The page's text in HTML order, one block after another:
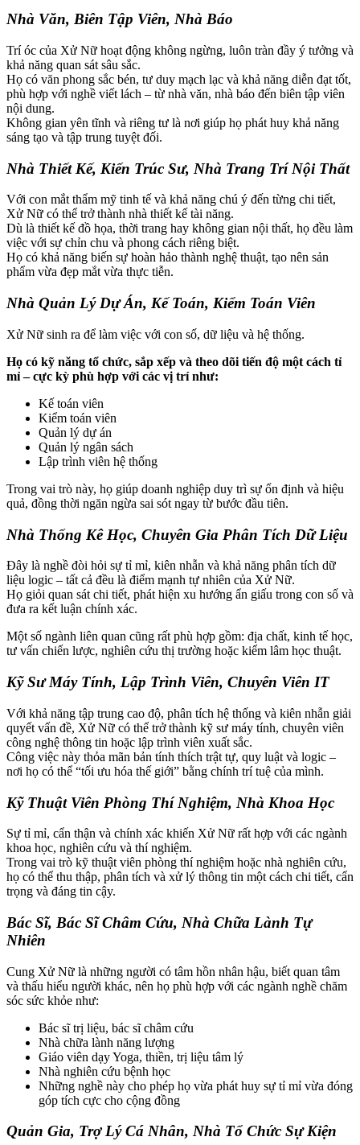
Nhà Văn, Biên Tập Viên, Nhà Báo
Trí óc của Xử Nữ hoạt động không ngừng, luôn tràn đầy ý tưởng và
khả năng quan sát sâu sắc.
Họ có văn phong sắc bén, tư duy mạch lạc và khả năng diễn đạt tốt,
phù hợp với nghề viết lách – từ nhà văn, nhà báo đến biên tập viên
nội dung.
Không gian yên tĩnh và riêng tư là nơi giúp họ phát huy khả năng
sáng tạo và tập trung tuyệt đối.
Nhà Thiết Kế, Kiến Trúc Sư, Nhà Trang Trí Nội Thất
Với con mắt thẩm mỹ tinh tế và khả năng chú ý đến từng chi tiết,
Xử Nữ có thể trở thành nhà thiết kế tài năng.
Dù là thiết kế đồ họa, thời trang hay không gian nội thất, họ đều làm
việc với sự chỉn chu và phong cách riêng biệt.
Họ có khả năng biến sự hoàn hảo thành nghệ thuật, tạo nên sản
phẩm vừa đẹp mắt vừa thực tiễn.
Nhà Quản Lý Dự Án, Kế Toán, Kiểm Toán Viên
Xử Nữ sinh ra để làm việc với con số, dữ liệu và hệ thống.
Họ có kỹ năng tổ chức, sắp xếp và theo dõi tiến độ một cách tỉ
mỉ – cực kỳ phù hợp với các vị trí như:
Kế toán viên
Kiểm toán viên
Quản lý dự án
Quản lý ngân sách
Lập trình viên hệ thống
Trong vai trò này, họ giúp doanh nghiệp duy trì sự ổn định và hiệu
quả, đồng thời ngăn ngừa sai sót ngay từ bước đầu tiên.
Nhà Thống Kê Học, Chuyên Gia Phân Tích Dữ Liệu
Đây là nghề đòi hỏi sự tỉ mỉ, kiên nhẫn và khả năng phân tích dữ
liệu logic – tất cả đều là điểm mạnh tự nhiên của Xử Nữ.
Họ giỏi quan sát chi tiết, phát hiện xu hướng ẩn giấu trong con số và
đưa ra kết luận chính xác.
Một số ngành liên quan cũng rất phù hợp gồm: địa chất, kinh tế học,
tư vấn chiến lược, nghiên cứu thị trường hoặc kiểm lâm học thuật.
Kỹ Sư Máy Tính, Lập Trình Viên, Chuyên Viên IT
Với khả năng tập trung cao độ, phân tích hệ thống và kiên nhẫn giải
quyết vấn đề, Xử Nữ có thể trở thành kỹ sư máy tính, chuyên viên
công nghệ thông tin hoặc lập trình viên xuất sắc.
Công việc này thỏa mãn bản tính thích trật tự, quy luật và logic –
nơi họ có thể “tối ưu hóa thế giới” bằng chính trí tuệ của mình.
Kỹ Thuật Viên Phòng Thí Nghiệm, Nhà Khoa Học
Sự tỉ mỉ, cẩn thận và chính xác khiến Xử Nữ rất hợp với các ngành
khoa học, nghiên cứu và thí nghiệm.
Trong vai trò kỹ thuật viên phòng thí nghiệm hoặc nhà nghiên cứu,
họ có thể thu thập, phân tích và xử lý thông tin một cách chi tiết, cẩn
trọng và đáng tin cậy.
Bác Sĩ, Bác Sĩ Châm Cứu, Nhà Chữa Lành Tự
Nhiên
Cung Xử Nữ là những người có tâm hồn nhân hậu, biết quan tâm
và thấu hiểu người khác, nên họ phù hợp với các ngành nghề chăm
sóc sức khỏe như:
Bác sĩ trị liệu, bác sĩ châm cứu
Nhà chữa lành năng lượng
Giáo viên dạy Yoga, thiền, trị liệu tâm lý
Nhà nghiên cứu bệnh học
Những nghề này cho phép họ vừa phát huy sự tỉ mỉ vừa đóng
góp tích cực cho cộng đồng
Quản Gia, Trợ Lý Cá Nhân, Nhà Tổ Chức Sự Kiện